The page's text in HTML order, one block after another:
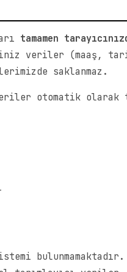
tamamen
veriler (maaş,
saklanmaz.
otomatik
bulunmamaktadır.